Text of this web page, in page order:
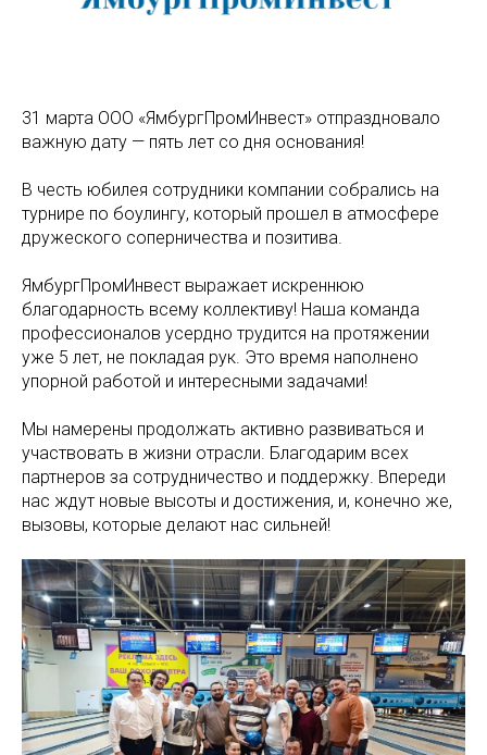
31 марта ООО «ЯмбургПромИнвест» отпраздновало
важную дату — пять лет со дня основания!
В честь юбилея сотрудники компании собрались на
турнире по боулингу, который прошел в атмосфере
дружеского соперничества и позитива.
ЯмбургПромИнвест выражает искреннюю
благодарность всему коллективу! Наша команда
профессионалов усердно трудится на протяжении
уже 5 лет, не покладая рук. Это время наполнено
упорной работой и интересными задачами!
Мы намерены продолжать активно развиваться и
участвовать в жизни отрасли. Благодарим всех
партнеров за сотрудничество и поддержку. Впереди
нас ждут новые высоты и достижения, и, конечно же,
вызовы, которые делают нас сильней!